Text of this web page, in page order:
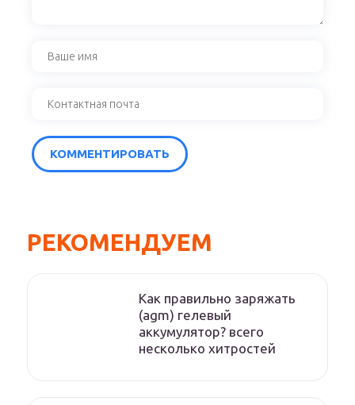
РЕКОМЕНДУЕМ
Как правильно заряжать
(agm) гелевый
аккумулятор? всего
несколько хитростей